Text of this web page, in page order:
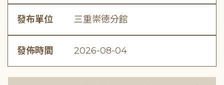
發布單位 三重崇德分館
發佈時間 2026-08-04